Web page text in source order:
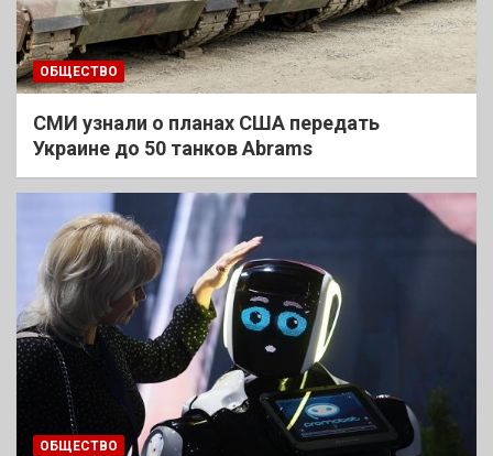
ОБЩЕСТВО
СМИ узнали о планах США передать
Украине до 50 танков Abrams
ОБЩЕСТВО